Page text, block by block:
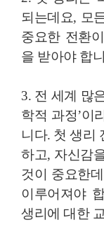
되는데요, 모
중요한 전환
을 받아야 합
3. 전 세계 많
학적 과정’이
니다. 첫 생리
하고, 자신감
것이 중요한
이루어져야
생리에 대한